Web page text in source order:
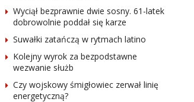
Wyciął bezprawnie dwie sosny. 61-latek
dobrowolnie poddał się karze
Suwałki zatańczą w rytmach latino
Kolejny wyrok za bezpodstawne
wezwanie służb
Czy wojskowy śmigłowiec zerwał linię
energetyczną?